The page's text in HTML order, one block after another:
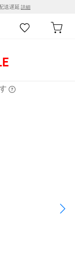
送遅延 詳細